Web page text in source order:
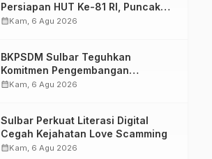
Persiapan HUT Ke-81 RI, Puncak
Upacara di Lapangan Ahmad
calendar_monthKam, 6 Agu 2026
BKPSDM Sulbar Teguhkan
Komitmen Pengembangan
Kompetensi ASN melalui
calendar_monthKam, 6 Agu 2026
Sulbar Perkuat Literasi Digital
Cegah Kejahatan Love Scamming
calendar_monthKam, 6 Agu 2026